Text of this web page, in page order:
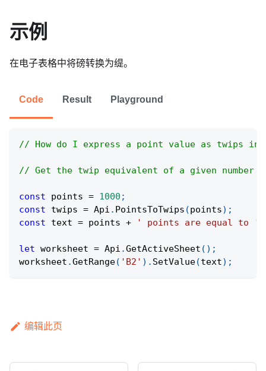
示例
在电子表格中将磅转换为缇。
Code Result Playground
// How do I express a point value as twips in
// Get the twip equivalent of a given number
const points = 1000 ;
const twips = Api . PointsToTwips (points) ;
const text = points + ' points are equal to '
let worksheet = Api .GetActiveSheet ( ) ;
worksheet .GetRange( 'B2' ) . SetValue(text) ;
编辑此页